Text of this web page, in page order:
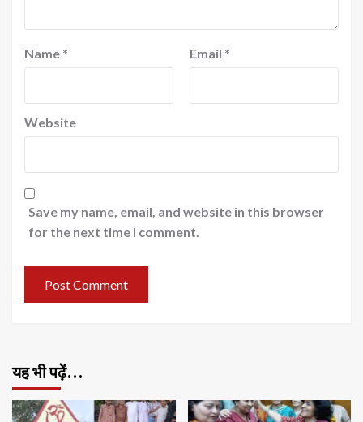
Name * Email *
Website
Save my name, email, and website in this browser
for the next time I comment.
यह भी पढ़ें…